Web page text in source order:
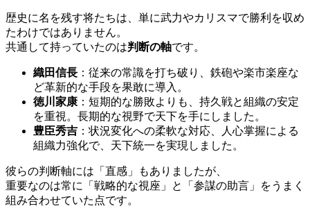
歴史に名を残す将たちは、単に武力やカリスマで勝利を収め
たわけではありません。
共通して持っていたのは判断の軸です。
織田信長 ：従来の常識を打ち破り、鉄砲や楽市楽座な
ど革新的な手段を果敢に導入。
徳川家康 ：短期的な勝敗よりも、持久戦と組織の安定
を重視。長期的な視野で天下を手にしました。
豊臣秀吉 ：状況変化への柔軟な対応、人心掌握による
組織力強化で、天下統一を実現しました。
彼らの判断軸には「直感」もありましたが、
重要なのは常に「戦略的な視座」と「参謀の助言」をうまく
組み合わせていた点です。